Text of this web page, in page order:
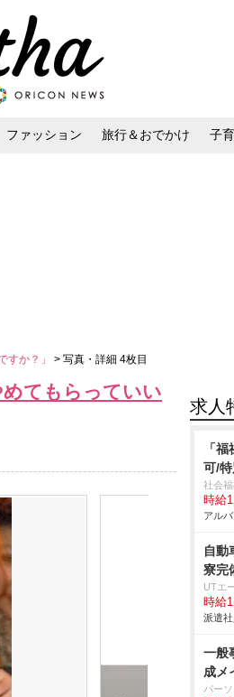
ファッション 旅行＆おでかけ 子
すか？」 > 写真・詳細 4枚目
てもらっていい
求人
「
可/
社会
時給
アル
自動
寮完
UTエ
時給
派遣
一般
成メ
パー